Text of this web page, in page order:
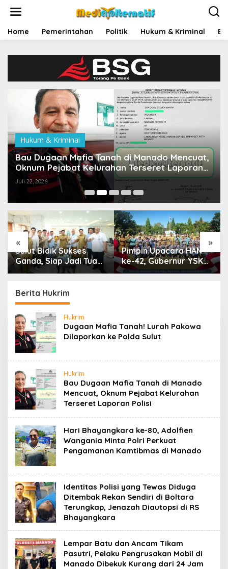
t
Home Pemerintahan Politik Hukum & Kriminal
Hukum & Kriminal
Bau Dugaan Mafia Tanah di Manado Mencuat,
Oknum Pejabat Kelurahan Terseret Laporan
Polisi
Juli 22, 2026
« »
Sulut Bidik Sukses
Ganda, Siap Jadi Tuan
Rumah Kejurnas
Tompaso
Pimpin Upacara HAN
ke-42, Gubernur YSK
Tekankan
Berita Hukrim
Hukrim
Dugaan Mafia Tanah! Lurah Pakowa
Dilaporkan ke Polda Sulut
Hukrim
Bau Dugaan Mafia Tanah di Manado
Mencuat, Oknum Pejabat Kelurahan
Terseret Laporan Polisi
‎Hari Bhayangkara ke-80, Adolfien
Wangania Minta Polri Perkuat
Pengamanan Kamtibmas di Manado
Identitas Polisi yang Tewas Diduga
Ditembak Rekan Sendiri di Boltara
Terungkap, Jenazah Diautopsi di RS
Bhayangkara
Lempar Batu dan Ancam Tikam
Pasutri, Pelaku Pengrusakan Mobil di
Manado Dibekuk Kurang dari 24 Jam